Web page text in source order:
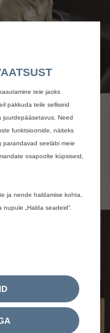
teie jaoks
pakkuda teile selliseid
juurdepääsetavus. Need
funktsioonide, näiteks
seeläbi meie
osapoolte küpsiseid,
ja nende haldamise kohta,
nupule „Halda seadeid“.